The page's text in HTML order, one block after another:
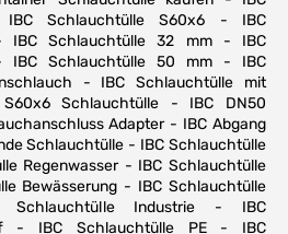
Schlauchtülle S60x6 - IBC
IBC Schlauchtülle 32 mm - IBC
IBC Schlauchtülle 50 mm - IBC
- IBC Schlauchtülle mit
Schlauchtülle - IBC DN50
Adapter - IBC Abgang
Schlauchtülle - IBC Schlauchtülle
Regenwasser - IBC Schlauchtülle
Bewässerung - IBC Schlauchtülle
Schlauchtülle Industrie - IBC
- IBC Schlauchtülle PE - IBC